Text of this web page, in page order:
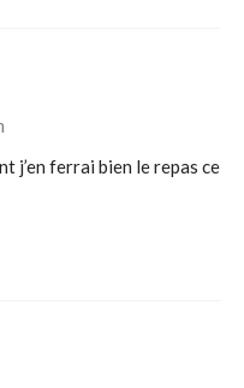
j’en ferrai bien le repas ce